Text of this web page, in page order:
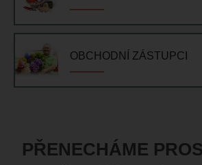
OBCHODNÍ ZÁSTUPCI
PŘENECHÁME